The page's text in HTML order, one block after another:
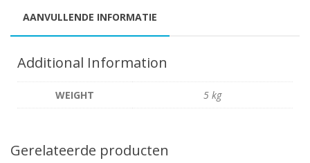
AANVULLENDE INFORMATIE
Additional Information
WEIGHT 5 kg
Gerelateerde producten